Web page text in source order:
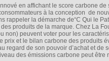
en affichant le score carbone
à la conception de
rappeler la démarche de“C Qui le
produits de la marque. Chez La
non) peuvent voter pour les
prix et le bilan carbone des produits
regard de son pouvoir d’achat et de
des émissions carbone peut